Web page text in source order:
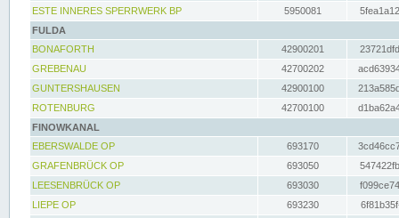
ESTE INNERES SPERRWERK BP
5950081
FULDA
BONAFORTH
42900201
GREBENAU
42700202
GUNTERSHAUSEN
42900100
ROTENBURG
42700100
FINOWKANAL
EBERSWALDE OP
693170
GRAFENBRÜCK OP
693050
LEESENBRÜCK OP
693030
LIEPE OP
693230